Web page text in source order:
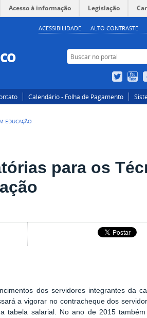
Acesso à informação Legislação
ACESSIBILIDADE ALTO CONTRASTE
Buscar no portal
Twitter
Calendário - Folha de Pagamento
EDUCAÇÃO
para os
dos servidores integrantes da
a vigorar no contracheque dos
tabela salarial. No ano de 2015